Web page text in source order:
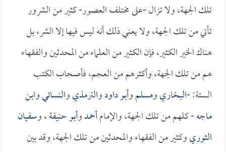
تلك الجهة، ولا تزال -على مختلف العصور- كثير من الشرور
تأتي من تلك الجهة، ولا يعني ذلك أنه ليس فيها إلا الشر، بل
هناك الخير الكثير، فإن الكثير من العلماء من المحدثين والفقهاء
هم من تلك الجهة، وأكثرهم من العجم، فأصحاب الكتب
الستة: -البخاريومسلموأبو داودوالترمذيوالنسائيوابن
ماجه- كلهم من تلك الجهة، والإمامأحمدوأبو حنيفة، وسفيان
الثوريوكثير من الفقهاء والمحدثين من تلك الجهة، وقد بين